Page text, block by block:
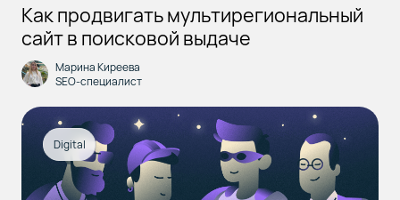
Как продвигать мультирегиональный
сайт в поисковой выдаче
Марина Киреева
SEO-специалист
Digital